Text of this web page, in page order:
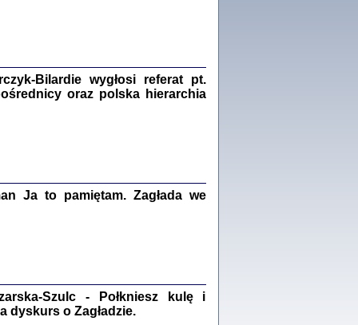
Bilardie wygłosi referat pt.
oraz polska hierarchia
Ja to pamiętam. Zagłada we
Szulc - Połkniesz kulę i
dyskurs o Zagładzie.